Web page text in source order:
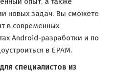
новых задач. Вы сможете
в современных
Android-разработки и по
в EPAM.
специалистов из